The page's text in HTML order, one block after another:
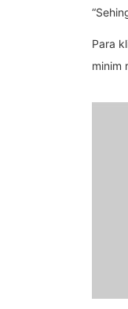
Para
minim